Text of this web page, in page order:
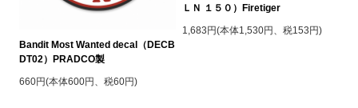
Bandit Most Wanted decal（DECB
DT02）PRADCO製
660円(本体600円、税60円)
ＬＮ １５０）Firetiger
1,683円(本体1,530円、税153円)